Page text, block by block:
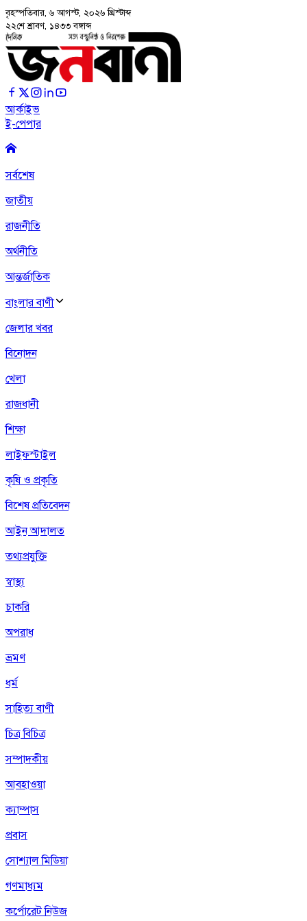
বৃহস্পতিবার, ৬ আগস্ট, ২০২৬ খ্রিস্টাব্দ
২২শে শ্রাবণ, ১৪৩৩ বঙ্গাব্দ
আর্কাইভ
ই-পেপার
সর্বশেষ
জাতীয়
রাজনীতি
অর্থনীতি
আন্তর্জাতিক
বাংলার বাণী
জেলার খবর
বিনোদন
খেলা
রাজধানী
শিক্ষা
লাইফস্টাইল
কৃষি ও প্রকৃতি
বিশেষ প্রতিবেদন
আইন আদালত
তথ্যপ্রযুক্তি
স্বাস্থ্য
চাকরি
অপরাধ
ভ্রমণ
ধর্ম
সাহিত্য বাণী
চিত্র বিচিত্র
সম্পাদকীয়
আবহাওয়া
ক্যাম্পাস
প্রবাস
সোশ্যাল মিডিয়া
গণমাধ্যম
কর্পোরেট নিউজ